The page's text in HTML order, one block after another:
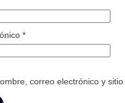
*
correo electrónico y